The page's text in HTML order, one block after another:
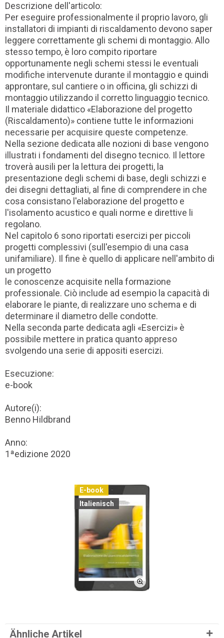
Descrizione dell'articolo:
Per eseguire professionalmente il proprio lavoro, gli
installatori di impianti di riscaldamento devono saper
leggere correttamente gli schemi di montaggio. Allo
stesso tempo, è loro compito riportare
opportunamente negli schemi stessi le eventuali
modifiche intervenute durante il montaggio e quindi
approntare, sul cantiere o in officina, gli schizzi di
montaggio utilizzando il corretto linguaggio tecnico.
Il materiale didattico «Elaborazione del progetto
(Riscaldamento)» contiene tutte le informazioni
necessarie per acquisire queste competenze.
Nella sezione dedicata alle nozioni di base vengono
illustrati i fondamenti del disegno tecnico. Il lettore
troverà ausili per la lettura dei progetti, la
presentazione degli schemi di base, degli schizzi e
dei disegni dettagliati, al fine di comprendere in che
cosa consistano l'elaborazione del progetto e
l'isolamento acustico e quali norme e direttive li
regolano.
Nel capitolo 6 sono riportati esercizi per piccoli
progetti complessivi (sull'esempio di una casa
unifamiliare). Il fine è quello di applicare nell'ambito di
un progetto
le conoscenze acquisite nella formazione
professionale. Ciò include ad esempio la capacità di
elaborare le piante, di realizzare uno schema e di
determinare il diametro delle condotte.
Nella seconda parte dedicata agli «Esercizi» è
possibile mettere in pratica quanto appreso
svolgendo una serie di appositi esercizi.
Esecuzione:
e-book
Autore(i):
Benno Hildbrand
Anno:
1ªedizione 2020
E-book
Italienisch
Ähnliche Artikel